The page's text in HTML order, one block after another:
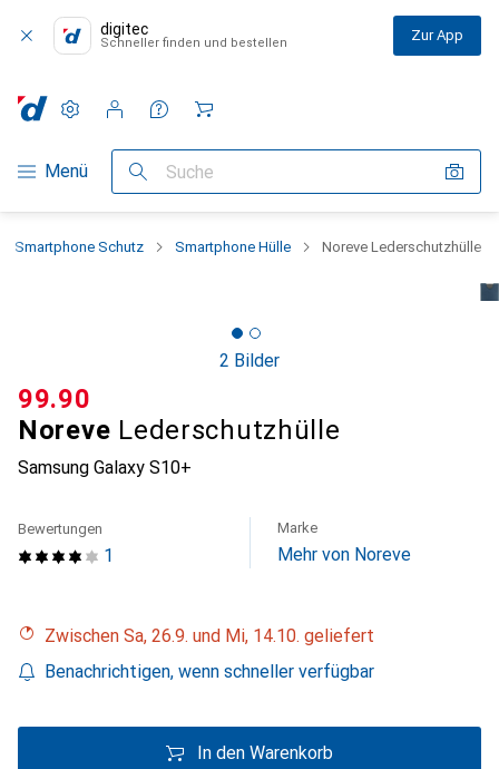
digitec
Schneller finden und bestellen Zur App
Navigation nach Kategorien
Menü Suche
Einstellungen
Kundenkonto
Vergleichslisten
Merklisten
Warenkorb
Smartphone Schutz Smartphone Hülle Noreve Lederschutzhülle
2 Bilder
Noreve Lederschutzhülle
Samsung Galaxy S10+
CHF
99.90
1
Bewertungen Marke
Mehr von Noreve
Zwischen Sa, 26.9. und Mi, 14.10. geliefert
Benachrichtigen, wenn schneller verfügbar
In den Warenkorb